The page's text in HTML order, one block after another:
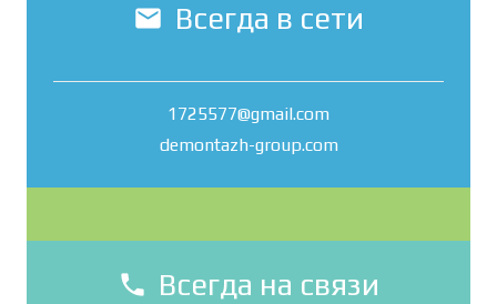
mail Всегда в сети
1725577@gmail.com
demontazh-group.com
phone Всегда на связи